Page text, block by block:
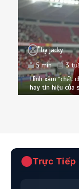
byjacky
5 min
3
Hình xăm “chất
hay tín hiệu của
Trực Tiếp